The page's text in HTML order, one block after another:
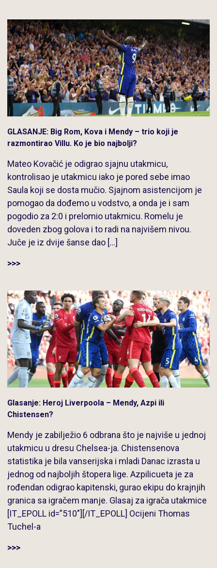
GLASANJE: Big Rom, Kova i Mendy – trio koji je
razmontirao Villu. Ko je bio najbolji?
Mateo Kovačić je odigrao sjajnu utakmicu,
kontrolisao je utakmicu iako je pored sebe imao
Saula koji se dosta mučio. Sjajnom asistencijom je
pomogao da dođemo u vodstvo, a onda je i sam
pogodio za 2:0 i prelomio utakmicu. Romelu je
doveden zbog golova i to radi na najvišem nivou.
Juče je iz dvije šanse dao […]
>>>
Glasanje: Heroj Liverpoola – Mendy, Azpi ili
Chistensen?
Mendy je zabilježio 6 odbrana što je najviše u jednoj
utakmicu u dresu Chelsea-ja. Chistensenova
statistika je bila vanserijska i mladi Danac izrasta u
jednog od najboljih štopera lige. Azpilicueta je za
rođendan odigrao kapitenski, gurao ekipu do krajnjih
granica sa igračem manje. Glasaj za igrača utakmice
[IT_EPOLL id=”510″][/IT_EPOLL] Ocijeni Thomas
Tuchel-a
>>>